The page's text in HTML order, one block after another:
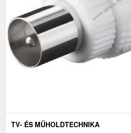
TV- ÉS MŰHOLDTECHNIKA